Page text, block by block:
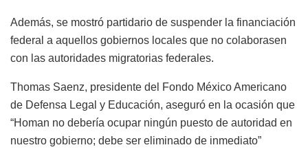
Además, se mostró partidario de suspender la financiación
federal a aquellos gobiernos locales que no colaborasen
con las autoridades migratorias federales.
Thomas Saenz, presidente del Fondo México Americano
de Defensa Legal y Educación, aseguró en la ocasión que
“Homan no debería ocupar ningún puesto de autoridad en
nuestro gobierno; debe ser eliminado de inmediato”